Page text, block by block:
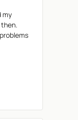
my
then.